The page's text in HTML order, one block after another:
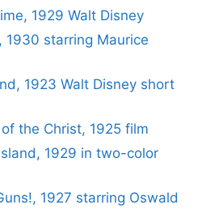
1929 Walt Disney
1930 starring Maurice
1923 Walt Disney short
the Christ, 1925 film
1929 in two-color
1927 starring Oswald